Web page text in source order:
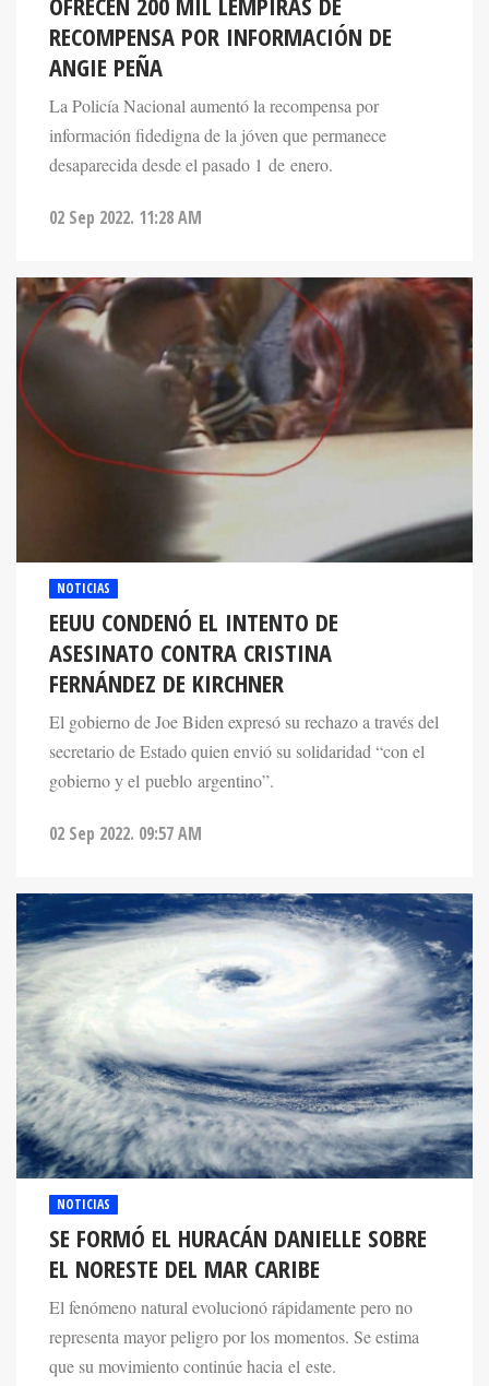
RECOMPENSA POR INFORMACIÓN DE
ANGIE PEÑA
La Policía Nacional aumentó la recompensa por
información fidedigna de la jóven que permanece
desaparecida desde el pasado 1 de enero.
02 Sep 2022. 11:28 AM
NOTICIAS
EEUU CONDENÓ EL INTENTO DE
ASESINATO CONTRA CRISTINA
FERNÁNDEZ DE KIRCHNER
El gobierno de Joe Biden expresó su rechazo a través del
secretario de Estado quien envió su solidaridad “con el
gobierno y el pueblo argentino”.
02 Sep 2022. 09:57 AM
NOTICIAS
SE FORMÓ EL HURACÁN DANIELLE SOBRE
EL NORESTE DEL MAR CARIBE
El fenómeno natural evolucionó rápidamente pero no
representa mayor peligro por los momentos. Se estima
que su movimiento continúe hacia el este.